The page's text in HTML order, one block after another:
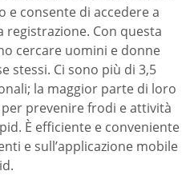
e consente di accedere a
registrazione. Con questa
cercare uomini e donne
stessi. Ci sono più di 3,5
la maggior parte di loro
prevenire frodi e attività
È efficiente e conveniente
e sull’applicazione mobile